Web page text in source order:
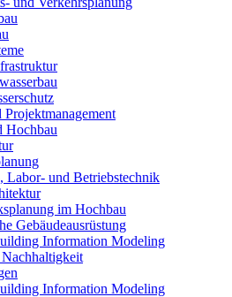
Projektmanagement
Hochbau
Labor- und Betriebstechnik
im Hochbau
Gebäudeausrüstung
Information Modeling
Information Modeling